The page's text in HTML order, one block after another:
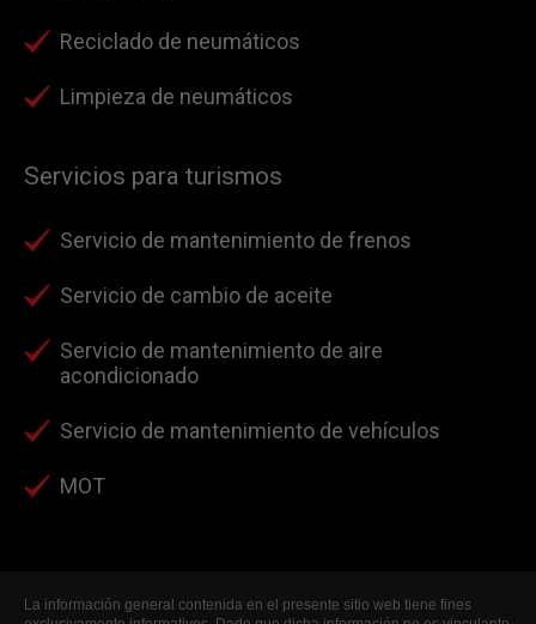
Reciclado de neumáticos
Limpieza de neumáticos
Servicios para turismos
Servicio de mantenimiento de frenos
Servicio de cambio de aceite
Servicio de mantenimiento de aire
acondicionado
Servicio de mantenimiento de vehículos
MOT
La información general contenida en el presente sitio web tiene fines